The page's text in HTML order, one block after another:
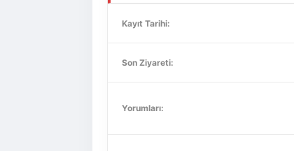
Kayıt Tarihi:
Son Ziyareti:
Yorumları: